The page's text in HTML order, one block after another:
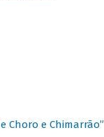
Choro e Chimarrão”